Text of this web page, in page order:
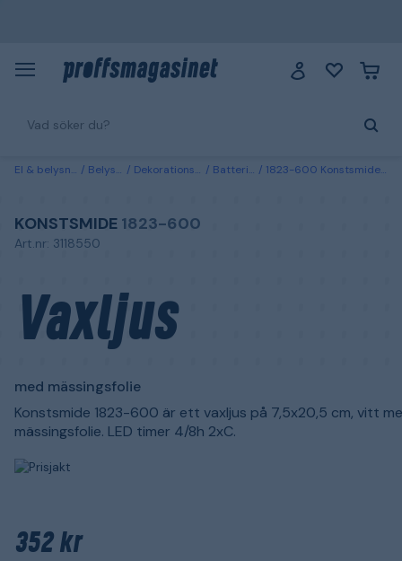
El & belysning Belysning Dekorationsbelysning Batteridrivna ljus 1823-600 Konstsmide Vaxljus med mässingsfolie 20,5 cm
KONSTSMIDE 1823-600
Art.nr: 3118550
Vaxljus
med mässingsfolie
Konstsmide 1823-600 är ett vaxljus på 7,5x20,5 cm, vitt
mässingsfolie. LED timer 4/8h 2xC.
352 kr